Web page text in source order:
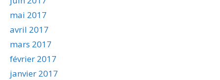
mai 2017
avril 2017
mars 2017
février 2017
janvier 2017